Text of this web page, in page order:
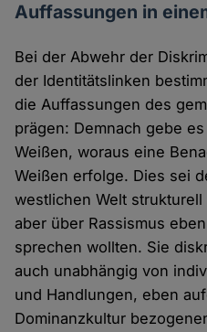
Auffassungen in
Bei der Abwehr der
der Identitätslinken
die Auffassungen des
prägen: Demnach gebe
Weißen, woraus eine
Weißen erfolge. Dies sei
westlichen Welt
aber über Rassismus
sprechen wollten. Sie
auch unabhängig von
und Handlungen, eben
Dominanzkultur